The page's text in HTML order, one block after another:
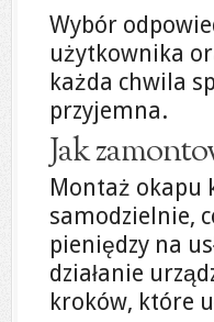
Wybór
użytkownika
każda chwila
przyjemna.
Jak
Montaż okapu
samodzielnie,
pieniędzy na
działanie
kroków, które